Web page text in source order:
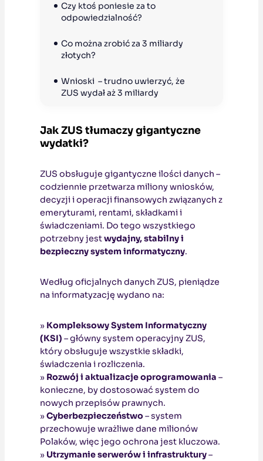
Czy ktoś poniesie za to
odpowiedzialność?
Co można zrobić za 3 miliardy
złotych?
Wnioski  – trudno uwierzyć, że
ZUS wydał aż 3 miliardy
Jak ZUS tłumaczy gigantyczne
wydatki?
ZUS obsługuje gigantyczne ilości danych –
codziennie przetwarza miliony wniosków,
decyzji i operacji finansowych związanych z
emeryturami, rentami, składkami i
świadczeniami. Do tego wszystkiego
potrzebny jestwydajny, stabilny i
bezpieczny system informatyczny.
Według oficjalnych danych ZUS, pieniądze
na informatyzację wydano na:
» Kompleksowy System Informatyczny
(KSI) – główny system operacyjny ZUS,
który obsługuje wszystkie składki,
świadczenia i rozliczenia.
» Rozwój i aktualizacje oprogramowania –
konieczne, by dostosować system do
nowych przepisów prawnych.
»Cyberbezpieczeństwo– system
przechowuje wrażliwe dane milionów
Polaków, więc jego ochrona jest kluczowa.
» Utrzymanie serwerów i infrastruktury–